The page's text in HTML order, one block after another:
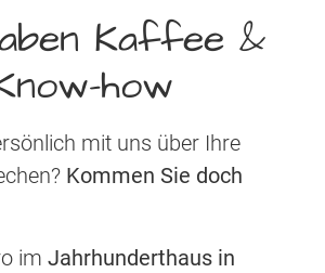
Kaffee &
how
mit uns über Ihre
Kommen Sie doch
im Jahrhunderthaus in